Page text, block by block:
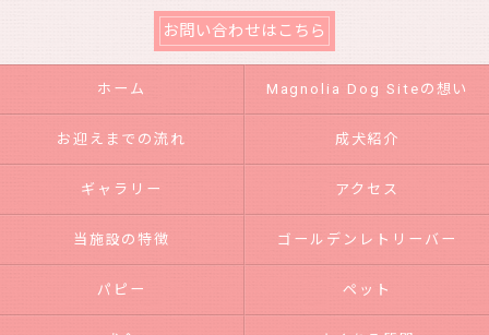
お問い合わせはこちら
ホーム Magnolia Dog Siteの想い
お迎えまでの流れ 成犬紹介
ギャラリー アクセス
当施設の特徴 ゴールデンレトリーバー
パピー ペット